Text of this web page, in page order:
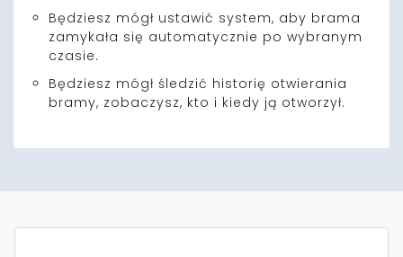
Będziesz mógł ustawić system, aby brama
zamykała się automatycznie po wybranym
czasie.
Będziesz mógł śledzić historię otwierania
bramy, zobaczysz, kto i kiedy ją otworzył.